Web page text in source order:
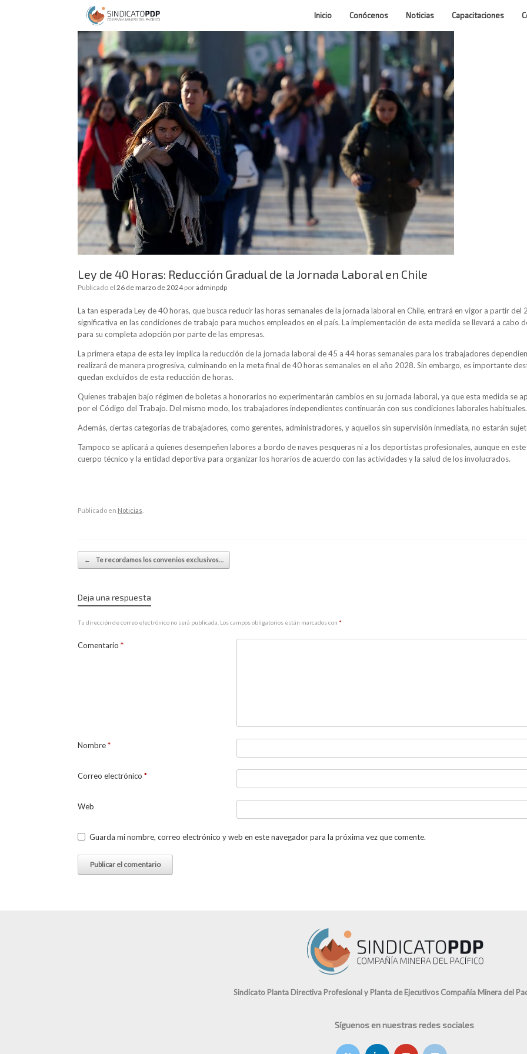
Inicio Conócenos Noticias Capacitaciones
Ley de 40 Horas: Reducción Gradual de la Jornada Laboral en Chile
Publicado el 26 de marzo de 2024 poradminpdp
La tan esperada Ley de 40 horas, que busca reducir las horas semanales de la jornada laboral en Chile, entrará en vigor a partir
significativa en las condiciones de trabajo para muchos empleados en el país. La implementación de esta medida se llevará a cabo
para su completa adopción por parte de las empresas.
La primera etapa de esta ley implica la reducción de la jornada laboral de 45 a 44 horas semanales para los trabajadores
realizará de manera progresiva, culminando en la meta final de 40 horas semanales en el año 2028. Sin embargo, es importante
quedan excluidos de esta reducción de horas.
Quienes trabajen bajo régimen de boletas a honorarios no experimentarán cambios en su jornada laboral, ya que esta medida se
por el Código del Trabajo. Del mismo modo, los trabajadores independientes continuarán con sus condiciones laborales habituales.
Además, ciertas categorías de trabajadores, como gerentes, administradores, y aquellos sin supervisión inmediata, no estarán
Tampoco se aplicará a quienes desempeñen labores a bordo de naves pesqueras ni a los deportistas profesionales, aunque en
cuerpo técnico y la entidad deportiva para organizar los horarios de acuerdo con las actividades y la salud de los involucrados.
Publicado en Noticias
Navegador de artículos
← Te recordamos los convenios exclusivos…
Deja una respuesta
Tu dirección de correo electrónico no será publicada. Los campos obligatorios están marcados con *
Comentario *
Nombre*
Correo electrónico *
Web
Guarda mi nombre, correo electrónico y web en este navegador para la próxima vez que comente.
Sindicato Planta Directiva Profesional y Planta de Ejecutivos Compañía Minera del
Síguenos en nuestras redes sociales